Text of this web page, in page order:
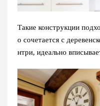
Такие конструкции
о сочетается с
нтри, идеально